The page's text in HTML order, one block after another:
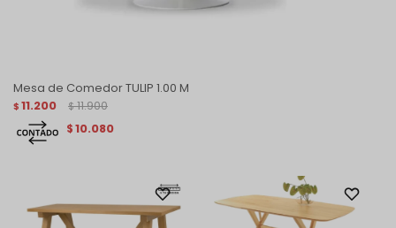
Mesa de Comedor TULIP 1.00 M
$ 11.200 $ 11.900
$10.080